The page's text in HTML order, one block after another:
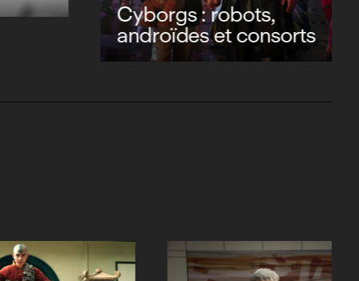
Cyborgs : robots,
androïdes et consorts